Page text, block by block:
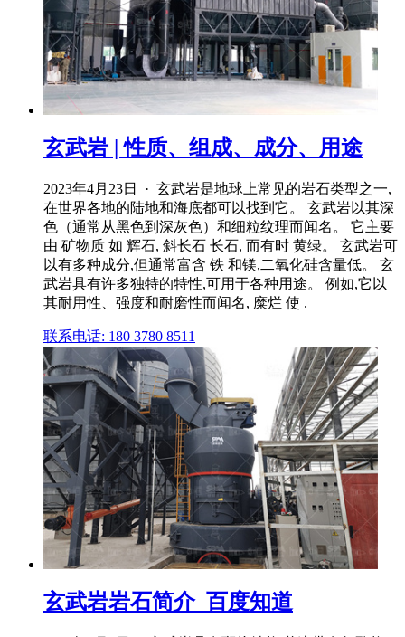
玄武岩 | 性质、组成、成分、用途
2023年4月23日 · 玄武岩是地球上常见的岩石类型之一,
在世界各地的陆地和海底都可以找到它。 玄武岩以其深
色（通常从黑色到深灰色）和细粒纹理而闻名。 它主要
由 矿物质 如 辉石, 斜长石 长石, 而有时 黄绿。 玄武岩可
以有多种成分,但通常富含 铁 和镁,二氧化硅含量低。 玄
武岩具有许多独特的特性,可用于各种用途。 例如,它以
其耐用性、强度和耐磨性而闻名, 糜烂 使 .
联系电话: 180 3780 8511
玄武岩岩石简介_百度知道